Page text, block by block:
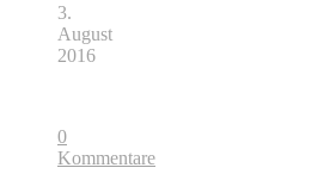
3.
August
2016
0
Kommentare